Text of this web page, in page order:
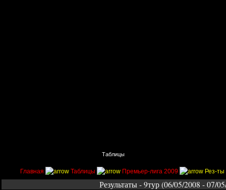
Таблицы
Главная Таблицы Премьер-лига 2009 Рез-ты
Результаты - 9тур (06/05/2008 - 07/